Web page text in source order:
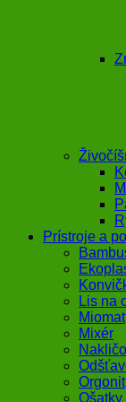
Prístroje a
Lis na
Miomat
Mixér
Orgonit
Ošatky